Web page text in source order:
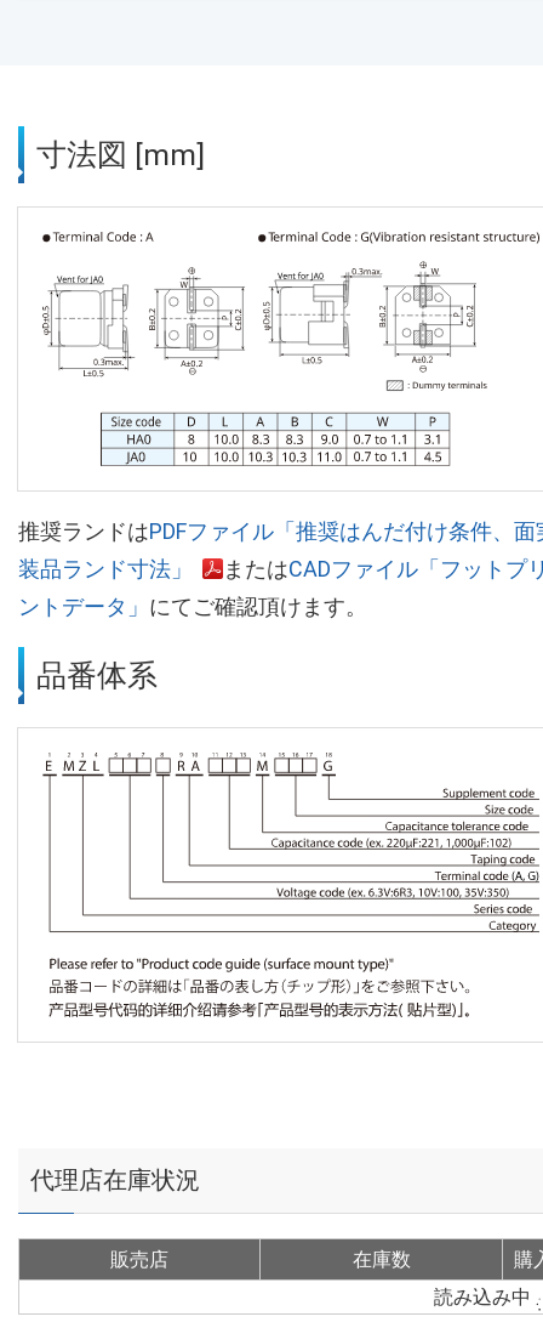
寸法図 [mm]
推奨ランドはPDFファイル「推奨はんだ付け条件、面
装品ランド寸法」
またはCADファイル「フットプ
ントデータ」 にてご確認頂けます。
品番体系
代理店在庫状況
販売店 在庫数
購
読み込み中